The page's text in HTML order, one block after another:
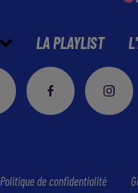
LA PLAYLIST
Politique de confidentialité